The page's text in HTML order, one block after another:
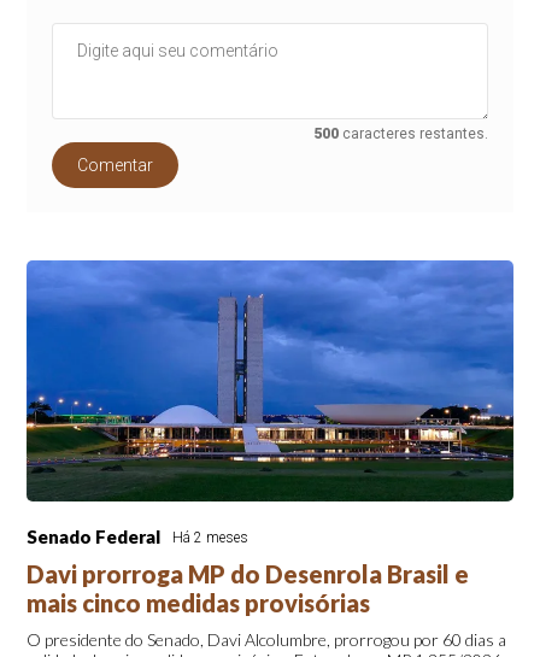
500 caracteres restantes.
Comentar
Senado Federal Há 2 meses
Davi prorroga MP do Desenrola Brasil e
mais cinco medidas provisórias
O presidente do Senado, Davi Alcolumbre, prorrogou por 60 dias a